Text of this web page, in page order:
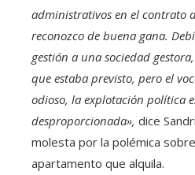
administrativos en el contrato
reconozco de buena gana.
gestión a una sociedad
que estaba previsto, pero el
odioso, la explotación política
desproporcionada», dice
molesta por la polémica
apartamento que alquila.